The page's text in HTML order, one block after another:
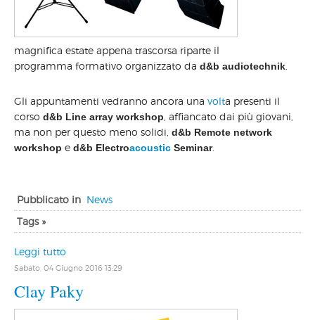
magnifica estate appena trascorsa riparte il
programma formativo organizzato da d&b audiotechnik
Gli appuntamenti vedranno ancora una volta presenti il
corso d&b Line array workshop , affiancato dai più giovani,
ma non per questo meno solidi, d&b Remote network
workshop e d&b Electroacoustic Seminar.
Pubblicato in News
Tags »
Leggi tutto
Sabato, 04 Giugno 2016 13:29
Clay Paky